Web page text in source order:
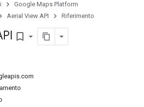
Google Maps Platform
Aerial View API Riferimento
bookmark_border